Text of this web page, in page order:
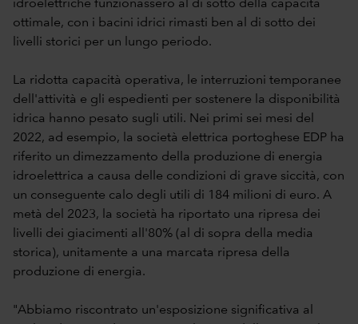
idroelettriche funzionassero al di sotto della capacità
ottimale, con i bacini idrici rimasti ben al di sotto dei
livelli storici per un lungo periodo.
La ridotta capacità operativa, le interruzioni temporanee
dell'attività e gli espedienti per sostenere la disponibilità
idrica hanno pesato sugli utili. Nei primi sei mesi del
2022, ad esempio, la società elettrica portoghese EDP ha
riferito un dimezzamento della produzione di energia
idroelettrica a causa delle condizioni di grave siccità, con
un conseguente calo degli utili di 184 milioni di euro. A
metà del 2023, la società ha riportato una ripresa dei
livelli dei giacimenti all'80% (al di sopra della media
storica), unitamente a una marcata ripresa della
produzione di energia.
"Abbiamo riscontrato un'esposizione significativa al